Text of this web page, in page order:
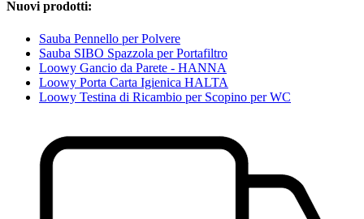
Nuovi prodotti:
Sauba Pennello per Polvere
Sauba SIBO Spazzola per Portafiltro
Loowy Gancio da Parete - HANNA
Loowy Porta Carta Igienica HALTA
Loowy Testina di Ricambio per Scopino per WC